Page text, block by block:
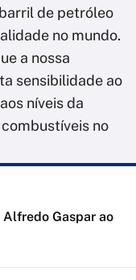
de petróleo
no mundo.
a nossa
sensibilidade ao
níveis da
no
Gaspar ao